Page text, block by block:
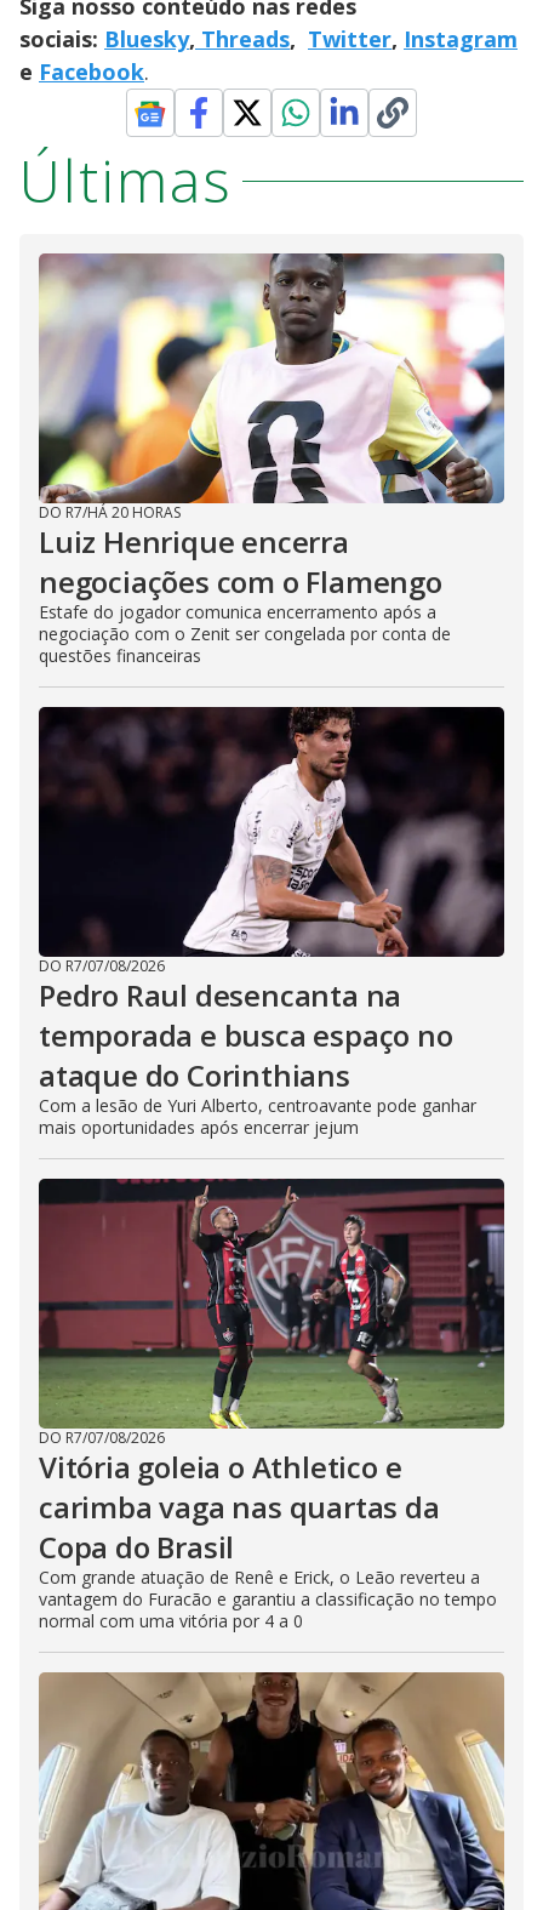
Siga nosso conteúdo nas redes
sociais: Bluesky, Threads, Twitter, Instagram
e Facebook.
Últimas
DO R7/HÁ 20 HORAS
Luiz Henrique encerra
negociações com o Flamengo
Estafe do jogador comunica encerramento após a
negociação com o Zenit ser congelada por conta de
questões financeiras
DO R7/07/08/2026
Pedro Raul desencanta na
temporada e busca espaço no
ataque do Corinthians
Com a lesão de Yuri Alberto, centroavante pode ganhar
mais oportunidades após encerrar jejum
DO R7/07/08/2026
Vitória goleia o Athletico e
carimba vaga nas quartas da
Copa do Brasil
Com grande atuação de Renê e Erick, o Leão reverteu a
vantagem do Furacão e garantiu a classificação no tempo
normal com uma vitória por 4 a 0